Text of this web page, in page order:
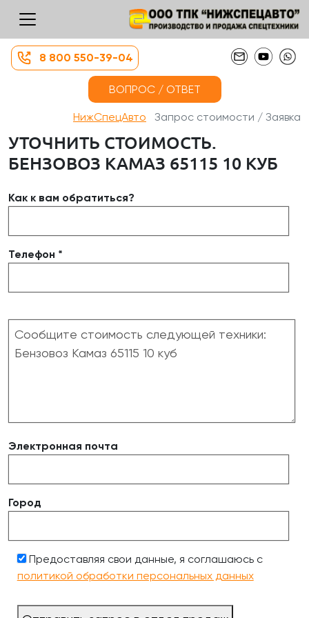
8 800 550-39-04
ВОПРОС / ОТВЕТ
НижСпецАвто Запрос стоимости / Заявка
УТОЧНИТЬ СТОИМОСТЬ.
БЕНЗОВОЗ КАМАЗ 65115 10 КУБ
Как к вам обратиться?
Телефон *
Электронная почта
Город
Предоставляя свои данные, я соглашаюсь с
политикой обработки персональных данных